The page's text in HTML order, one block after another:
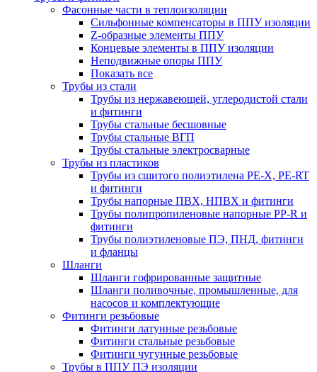
Фасонные части в теплоизоляции
Cильфонные компенсаторы в ППУ изоляции
Z-образные элементы ППУ
Концевые элементы в ППУ изоляции
Неподвижные опоры ППУ
Показать все
Трубы из стали
Трубы из нержавеющей, углеродистой стали
и фитинги
Трубы стальные бесшовные
Трубы стальные ВГП
Трубы стальные электросварные
Трубы из пластиков
Трубы из сшитого полиэтилена PE-X, PE-RT
и фитинги
Трубы напорные ПВХ, НПВХ и фитинги
Трубы полипропиленовые напорные PP-R и
фитинги
Трубы полиэтиленовые ПЭ, ПНД, фитинги
и фланцы
Шланги
Шланги гофрированные защитные
Шланги поливочные, промышленные, для
насосов и комплектующие
Фитинги резьбовые
Фитинги латунные резьбовые
Фитинги стальные резьбовые
Фитинги чугунные резьбовые
Трубы в ППУ ПЭ изоляции